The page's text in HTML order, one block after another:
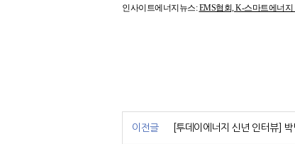
인사이트에너지뉴스:EMS협회, K-스마트에너
이전글 [투데이에너지 신년 인터뷰]